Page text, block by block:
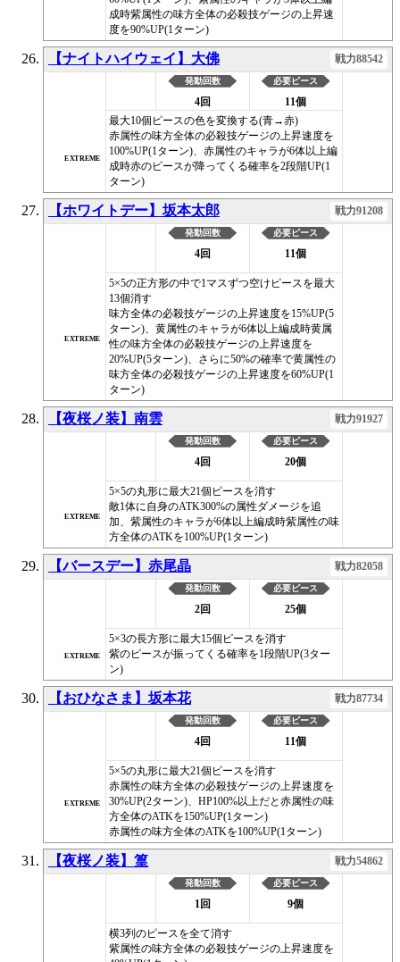
成時紫属性の味方全体の必殺技ゲージの上昇速
度を90%UP(1ターン)
【ナイトハイウェイ】大佛 戦力88542
EXTREME
発動回数
4回
必要ピース
11個
最大10個ピースの色を変換する(青→赤)
赤属性の味方全体の必殺技ゲージの上昇速度を
100%UP(1ターン)、赤属性のキャラが6体以上編
成時赤のピースが降ってくる確率を2段階UP(1
ターン)
【ホワイトデー】坂本太郎 戦力91208
EXTREME
発動回数
4回
必要ピース
11個
5×5の正方形の中で1マスずつ空けピースを最大
13個消す
味方全体の必殺技ゲージの上昇速度を15%UP(5
ターン)、黄属性のキャラが6体以上編成時黄属
性の味方全体の必殺技ゲージの上昇速度を
20%UP(5ターン)、さらに50%の確率で黄属性の
味方全体の必殺技ゲージの上昇速度を60%UP(1
ターン)
【夜桜ノ装】南雲 戦力91927
EXTREME
発動回数
4回
必要ピース
20個
5×5の丸形に最大21個ピースを消す
敵1体に自身のATK300%の属性ダメージを追
加、紫属性のキャラが6体以上編成時紫属性の味
方全体のATKを100%UP(1ターン)
【バースデー】赤尾晶 戦力82058
EXTREME
発動回数
2回
必要ピース
25個
5×3の長方形に最大15個ピースを消す
紫のピースが振ってくる確率を1段階UP(3ター
ン)
【おひなさま】坂本花 戦力87734
EXTREME
発動回数
4回
必要ピース
11個
5×5の丸形に最大21個ピースを消す
赤属性の味方全体の必殺技ゲージの上昇速度を
30%UP(2ターン)、HP100%以上だと赤属性の味
方全体のATKを150%UP(1ターン)
赤属性の味方全体のATKを100%UP(1ターン)
【夜桜ノ装】篁 戦力54862
発動回数
1回
必要ピース
9個
横3列のピースを全て消す
紫属性の味方全体の必殺技ゲージの上昇速度を